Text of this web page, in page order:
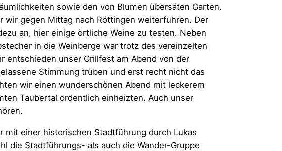
sowie den von Blumen übersäten Garten.
wir gegen Mittag nach Röttingen weiterfuhren. Der
an, hier einige örtliche Weine zu testen. Neben
in die Weinberge war trotz des vereinzelten
entschieden unser Grillfest am Abend von der
Stimmung trüben und erst recht nicht das
wir einen wunderschönen Abend mit leckerem
Taubertal ordentlich einheizten. Auch unser
einer historischen Stadtführung durch Lukas
die Stadtführungs- als auch die Wander-Gruppe